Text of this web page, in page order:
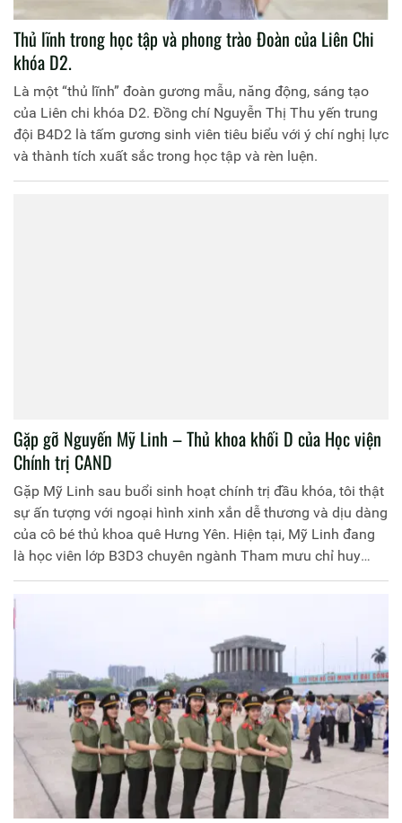
Thủ lĩnh trong học tập và phong trào Đoàn của Liên Chi
khóa D2.
Là một “thủ lĩnh” đoàn gương mẫu, năng động, sáng tạo
của Liên chi khóa D2. Đồng chí Nguyễn Thị Thu yến trung
đội B4D2 là tấm gương sinh viên tiêu biểu với ý chí nghị lực
và thành tích xuất sắc trong học tập và rèn luện.
Gặp gỡ Nguyến Mỹ Linh – Thủ khoa khối D của Học viện
Chính trị CAND
Gặp Mỹ Linh sau buổi sinh hoạt chính trị đầu khóa, tôi thật
sự ấn tượng với ngoại hình xinh xắn dễ thương và dịu dàng
của cô bé thủ khoa quê Hưng Yên. Hiện tại, Mỹ Linh đang
là học viên lớp B3D3 chuyên ngành Tham mưu chỉ huy
Công an nhân dân.